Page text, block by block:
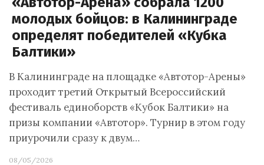
молодых бойцов: в Калининграде
определят победителей «Кубка
Балтики»
В Калининграде на площадке «Автотор-Арены»
проходит третий Открытый Всероссийский
фестиваль единоборств «Кубок Балтики» на
призы компании «Автотор». Турнир в этом году
приурочили сразу к двум…
08/05/2026